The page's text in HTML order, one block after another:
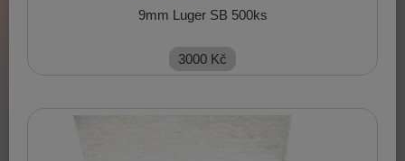
9mm Luger SB 500ks
3000 Kč